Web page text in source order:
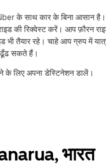
के साथ कार के बिना आसान
की रिक्वेस्ट करें। आप फ़ौरन
तैयार रहे। चाहे आप ग्रुप में
ढूँढ सकते हैं।
लिए अपना डेस्टिनेशन डालें।
भारत